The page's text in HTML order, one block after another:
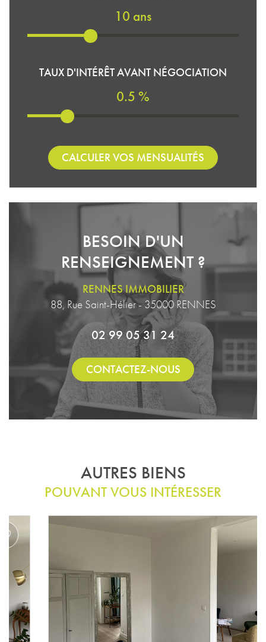
10 ans
TAUX D'INTÉRÊT AVANT NÉGOCIATION
0.5 %
CALCULER VOS MENSUALITÉS
BESOIN D'UN
RENSEIGNEMENT ?
RENNES IMMOBILIER
88, Rue Saint-Hélier - 35000 RENNES
02 99 05 31 24
CONTACTEZ-NOUS
AUTRES BIENS
POUVANT VOUS INTÉRESSER